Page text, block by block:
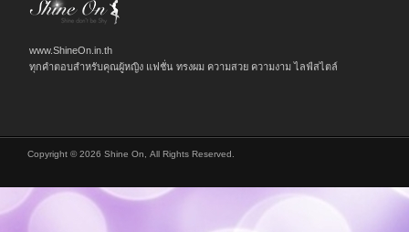
www.ShineOn.in.th
ทุกคำตอบสำหรับคุณผู้หญิง แฟชั่น ทรงผม ความสวย ความงาม ไลฟ์สไตล์
Copyright © 2026 Shine On, All Rights Reserved.